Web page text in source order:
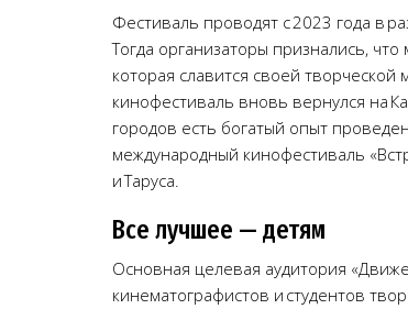
Фестиваль проводят с 2023 года в
Тогда организаторы признались,
которая славится своей
кинофестиваль вновь вернулся на
городов есть богатый опыт
международный кинофестиваль
и Таруса.
Все лучшее — детям
Основная целевая аудитория
кинематографистов и студентов